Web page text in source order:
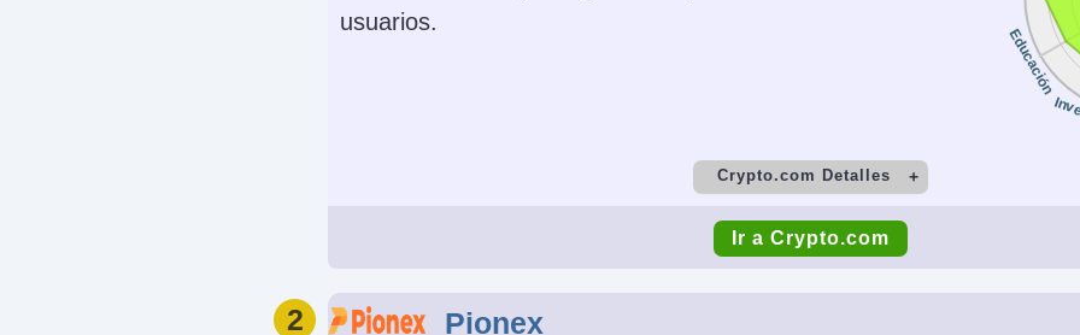
Educación
usuarios.
Crypto.com Detalles
Depósito Mínimo
Varies by payment method
Ir a Crypto.com
2 Pionex